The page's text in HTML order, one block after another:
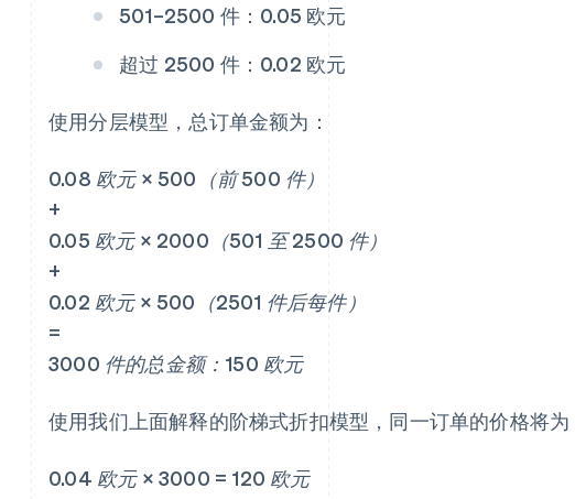
501–2500 件：0.05 欧元
超过 2500 件：0.02 欧元
使用分层模型，总订单金额为：
0.08 欧元 × 500（前 500 件）
+
0.05 欧元 × 2000（501 至 2500 件）
+
0.02 欧元 × 500（2501 件后每件）
=
3000 件的总金额：150 欧元
使用我们上面解释的阶梯式折扣模型，同一订单的价格将为
0.04 欧元 × 3000 = 120 欧元